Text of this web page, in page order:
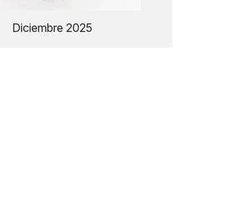
Diciembre 2025